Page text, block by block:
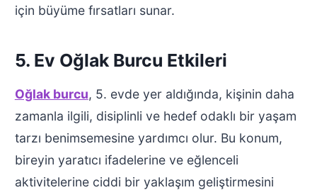
için büyüme fırsatları sunar.
5. Ev Oğlak Burcu Etkileri
Oğlak burcu, 5. evde yer aldığında, kişinin daha
zamanla ilgili, disiplinli ve hedef odaklı bir yaşam
tarzı benimsemesine yardımcı olur. Bu konum,
bireyin yaratıcı ifadelerine ve eğlenceli
aktivitelerine ciddi bir yaklaşım geliştirmesini